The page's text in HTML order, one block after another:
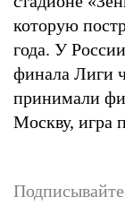
которую
года. У
финала Лиги
принимали
Москву, игра